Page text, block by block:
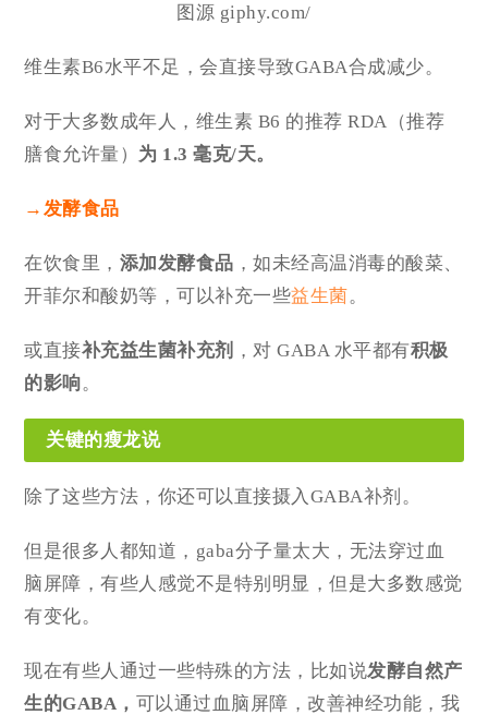
图源 giphy.com/
维生素B6水平不足，会直接导致GABA合成减少。
对于大多数成年人，维生素 B6 的推荐 RDA（推荐
膳食允许量） 为 1.3 毫克/天。
→ 发酵食品
在饮食里， 添加发酵食品 ，如未经高温消毒的酸菜、
开菲尔和酸奶等，可以补充一些益生菌。
或直接补充益生菌补充剂 ，对 GABA 水平都有积极
的影响。
关键的瘦龙说
除了这些方法，你还可以直接摄入GABA补剂。
但是很多人都知道，gaba分子量太大，无法穿过血
脑屏障，有些人感觉不是特别明显，但是大多数感觉
有变化。
现在有些人通过一些特殊的方法，比如说发酵自然产
生的GABA， 可以通过血脑屏障，改善神经功能，我